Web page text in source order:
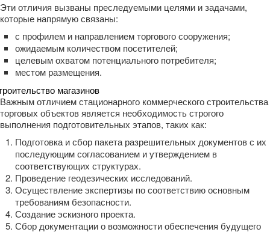
Эти отличия вызваны преследуемыми целями и задачами,
которые напрямую связаны:
с профилем и направлением торгового сооружения;
ожидаемым количеством посетителей;
целевым охватом потенциального потребителя;
местом размещения.
Важным отличием стационарного коммерческого строительства
торговых объектов является необходимость строгого
выполнения подготовительных этапов, таких как:
Подготовка и сбор пакета разрешительных документов с их
последующим согласованием и утверждением в
соответствующих структурах.
Проведение геодезических исследований.
Осуществление экспертизы по соответствию основным
требованиям безопасности.
Создание эскизного проекта.
Сбор документации о возможности обеспечения будущего